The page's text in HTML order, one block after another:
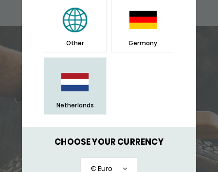
Other Germany
Netherlands
CHOOSE YOUR CURRENCY
€ Euro